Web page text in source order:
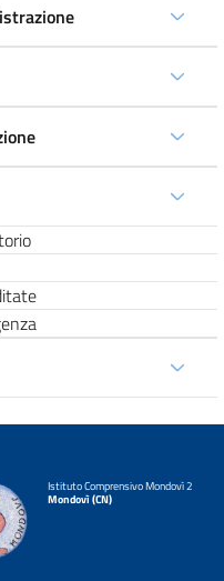
Istituto Comprensivo Mondovì 2
Mondovì (CN)